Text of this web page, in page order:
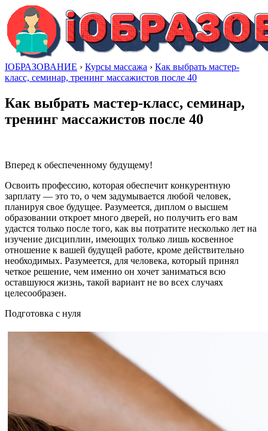
IОБРАЗОВАНИЕ › Курсы массажа › Как выбрать мастер-
класс, семинар, тренинг массажистов после 40
Как выбрать мастер-класс, семинар,
тренинг массажистов после 40
Вперед к обеспеченному будущему!
Освоить профессию, которая обеспечит конкурентную
зарплату — это то, о чем задумывается любой человек,
планируя свое будущее. Разумеется, диплом о высшем
образовании откроет много дверей, но получить его вам
удастся только после того, как вы потратите несколько лет на
изучение дисциплин, имеющих только лишь косвенное
отношение к вашей будущей работе, кроме действительно
необходимых. Разумеется, для человека, который принял
четкое решение, чем именно он хочет заниматься всю
оставшуюся жизнь, такой вариант не во всех случаях
целесообразен.
Подготовка с нуля